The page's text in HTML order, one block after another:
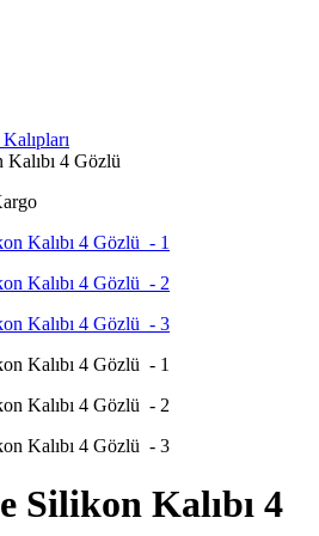
4 Gözlü
Silikon Kalıbı 4